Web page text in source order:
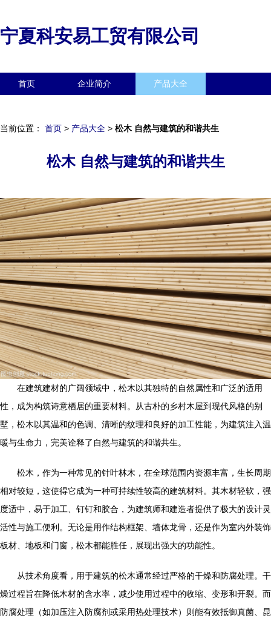
宁夏科安易工贸有限公司
首页 企业简介 产品大全
当前位置： 首页 > 产品大全 > 松木 自然与建筑的和谐共生
松木 自然与建筑的和谐共生
在建筑建材的广阔领域中，松木以其独特的自然属性和广泛的适用
性，成为构筑诗意栖居的重要材料。从古朴的乡村木屋到现代风格的别
墅，松木以其温和的色调、清晰的纹理和良好的加工性能，为建筑注入温
暖与生命力，完美诠释了自然与建筑的和谐共生。
松木，作为一种常见的针叶林木，在全球范围内资源丰富，生长周期
相对较短，这使得它成为一种可持续性较高的建筑材料。其木材轻软，强
度适中，易于加工、钉钉和胶合，为建筑师和建造者提供了极大的设计灵
活性与施工便利。无论是用作结构框架、墙体龙骨，还是作为室内外装饰
板材、地板和门窗，松木都能胜任，展现出强大的功能性。
从技术角度看，用于建筑的松木通常经过严格的干燥和防腐处理。干
燥过程旨在降低木材的含水率，减少使用过程中的收缩、变形和开裂。而
防腐处理（如加压注入防腐剂或采用热处理技术）则能有效抵御真菌、昆